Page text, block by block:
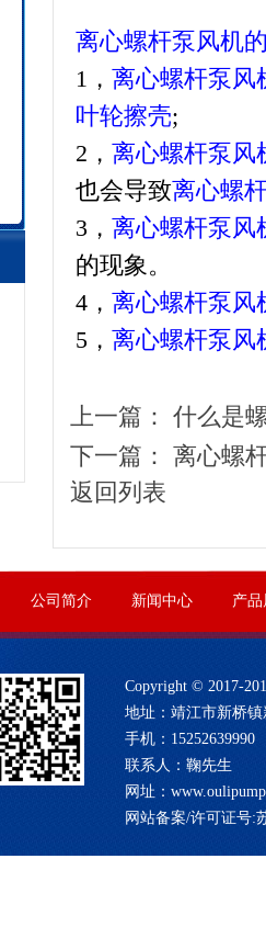
离心螺杆泵风机
1 ， 离心螺杆泵风
叶轮擦壳;
2 ， 离心螺杆泵风
也会导致离心螺
3 ， 离心螺杆泵风
的现象。
4 ， 离心螺杆泵风
5 ， 离心螺杆泵风
上一篇： 什么是
下一篇： 离心螺
返回列表
公司简介 新闻中心 产
Copyright © 2017-
地址：靖江市新桥
手机：15252639990
联系人：鞠先生
网址：
网站备案/许可证号: